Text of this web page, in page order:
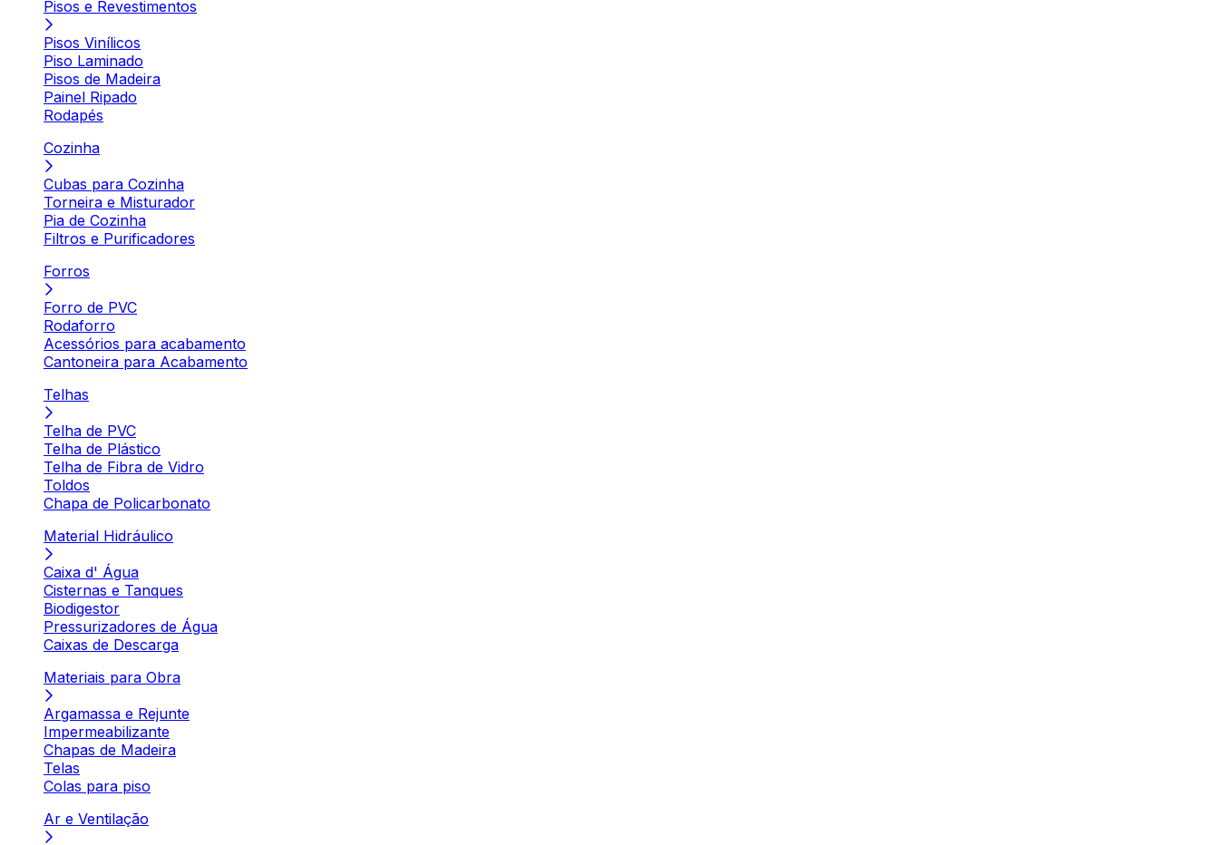
Pisos e Revestimentos
Pisos Vinílicos
Piso Laminado
Pisos de Madeira
Painel Ripado
Rodapés
Cozinha
Cubas para Cozinha
Torneira e Misturador
Pia de Cozinha
Filtros e Purificadores
Forros
Forro de PVC
Rodaforro
Acessórios para acabamento
Cantoneira para Acabamento
Telhas
Telha de PVC
Telha de Plástico
Telha de Fibra de Vidro
Toldos
Chapa de Policarbonato
Material Hidráulico
Caixa d' Água
Cisternas e Tanques
Biodigestor
Pressurizadores de Água
Caixas de Descarga
Materiais para Obra
Argamassa e Rejunte
Impermeabilizante
Chapas de Madeira
Telas
Colas para piso
Ar e Ventilação